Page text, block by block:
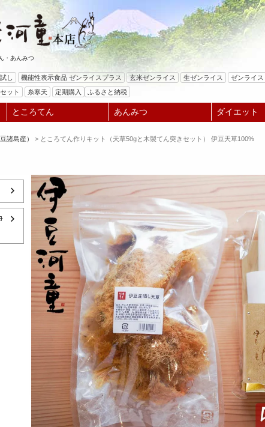
・あんみつ 検索
し 機能性表示食品 ゼンライスプラス 玄米ゼンライス 生ゼンライス ゼンライ
ット 糸寒天 定期購入 ふるさと納税
ところてん あんみつ ダイエット
諸島産） ところてん作りキット（天草50gと木製てん突きセット） 伊豆天草100%